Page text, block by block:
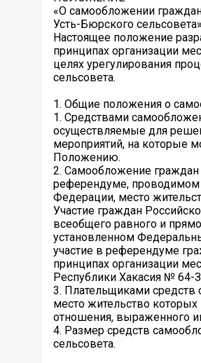
«О самообложении
Усть-Бюрского сельсовета»
Настоящее положение
принципах организации
целях урегулирования
сельсовета.
1. Общие положения о
1. Средствами
осуществляемые для
мероприятий, на которые
Положению.
2. Самообложение граждан
референдуме, проводимом
Федерации, место
Участие граждан
всеобщего равного и
установленном
участие в референдуме
принципах организации
Республики Хакасия № 64-
3. Плательщиками средств
место жительство которых
отношения, выраженного
4. Размер средств
сельсовета.